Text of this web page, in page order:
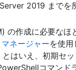
2019 までを
の作成に必要なほ
ネージャーを使用
はいえ、初期セ
コマンド